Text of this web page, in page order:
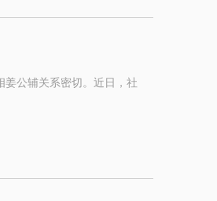
公辅关系密切。近日，社